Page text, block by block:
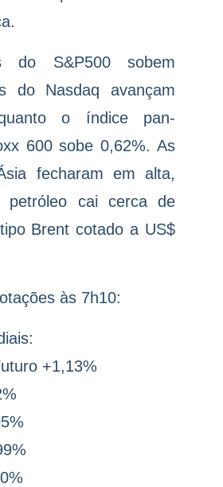
do S&P500 sobem
do Nasdaq avançam
o índice pan-
600 sobe 0,62%. As
fecharam em alta,
petróleo cai cerca de
Brent cotado a US$
às 7h10:
+1,13%